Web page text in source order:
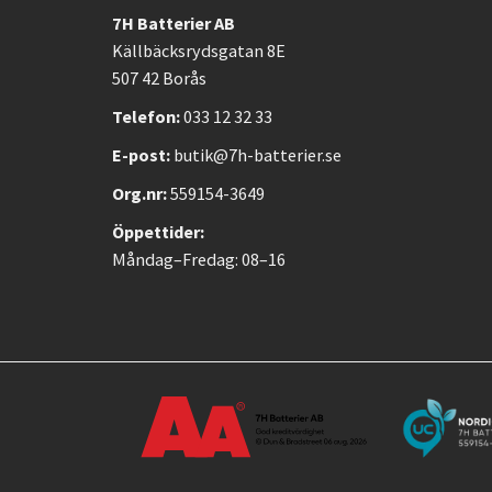
7H Batterier AB
Källbäcksrydsgatan 8E
507 42 Borås
Telefon:033 12 32 33
E-post: butik@7h-batterier.se
Org.nr:559154-3649
Öppettider:
Måndag–Fredag: 08–16